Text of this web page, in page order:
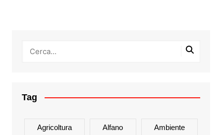
Tag
Agricoltura Alfano Ambiente